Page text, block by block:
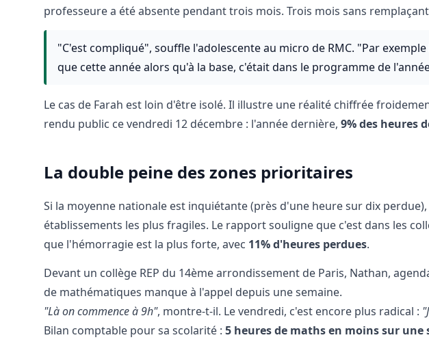
professeure a été absente pendant trois mois. Trois mois sans
"C'est compliqué", souffle l'adolescente au micro de RMC. "Par
que cette année alors qu'à la base, c'était dans le programme de
Le cas de Farah est loin d'être isolé. Il illustre une réalité chiffrée
rendu public ce vendredi 12 décembre : l'année dernière, 9% des heures
La double peine des zones prioritaires
Si la moyenne nationale est inquiétante (près d'une heure sur dix
établissements les plus fragiles. Le rapport souligne que c'est dans les
que l'hémorragie est la plus forte, avec 11% d'heures perdues.
Devant un collège REP du 14ème arrondissement de Paris, Nathan,
de mathématiques manque à l'appel depuis une semaine.
"Là on commence à 9h", montre-t-il. Le vendredi, c'est encore plus radical :
Bilan comptable pour sa scolarité : 5 heures de maths en moins sur une